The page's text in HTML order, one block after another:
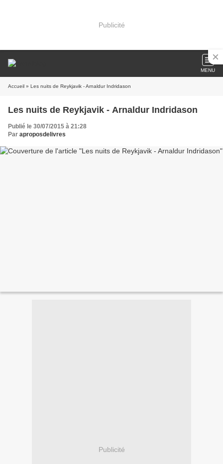
Publicité
MENU
Accueil » Les nuits de Reykjavik - Arnaldur Indridason
Les nuits de Reykjavik - Arnaldur Indridason
Publié le 30/07/2015 à 21:28
Par aproposdelivres
Publicité